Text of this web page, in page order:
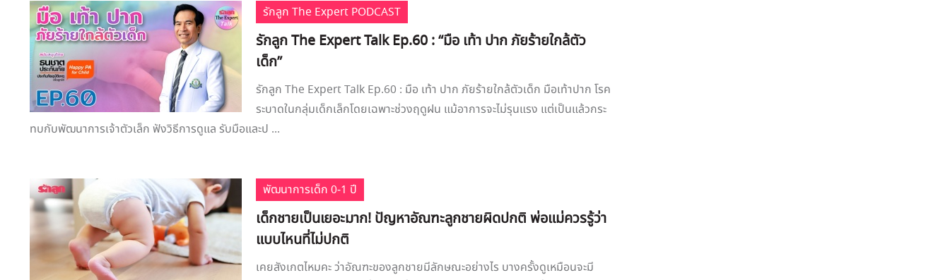
รักลูก The Expert PODCAST
รักลูก The Expert Talk Ep.60 : “มือ เท้า ปาก ภัยร้ายใกล้ตัว
เด็ก”
รักลูก The Expert Talk Ep.60 : มือ เท้า ปาก ภัยร้ายใกล้ตัวเด็ก มือเท้าปาก โรค
ระบาดในกลุ่มเด็กเล็กโดยเฉพาะช่วงฤดูฝน แม้อาการจะไม่รุนแรง แต่เป็นแล้วกระ
ทบกับพัฒนาการเจ้าตัวเล็ก ฟังวิธีการดูแล รับมือและป ...
พัฒนาการเด็ก 0-1 ปี
เด็กชายเป็นเยอะมาก! ปัญหาอัณฑะลูกชายผิดปกติ พ่อแม่ควรรู้ว่า
แบบไหนที่ไม่ปกติ
เคยสังเกตไหมคะ ว่าอัณฑะของลูกชายมีลักษณะอย่างไร บางครั้งดูเหมือนจะมี